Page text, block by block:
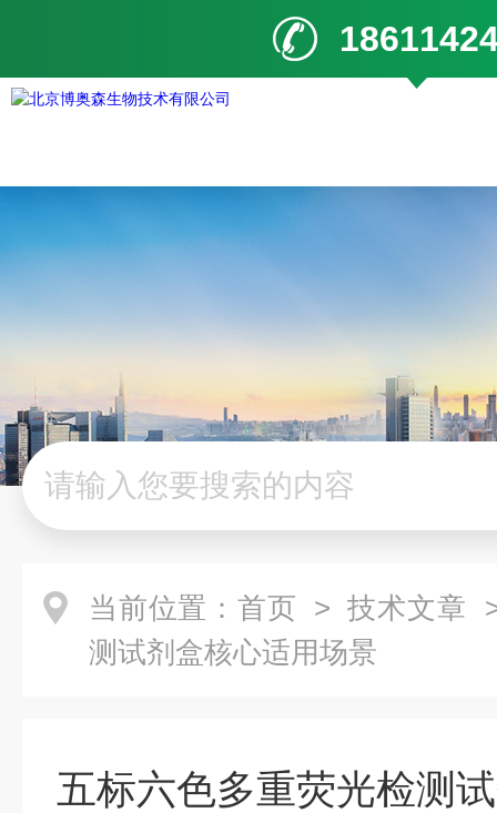
当前位置： 首页 > 技术文章
测试剂盒核心适用场景
五标六色多重荧光检测